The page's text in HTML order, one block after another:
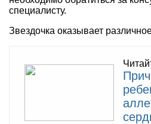
специалисту.
Звездочка оказывает